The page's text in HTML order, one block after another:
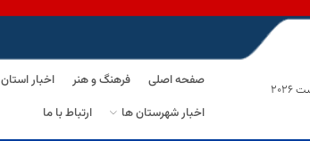
صفحه اصلی فرهنگ و هنر اخبار استان
اخبار شهرستان ها
ارتباط با ما